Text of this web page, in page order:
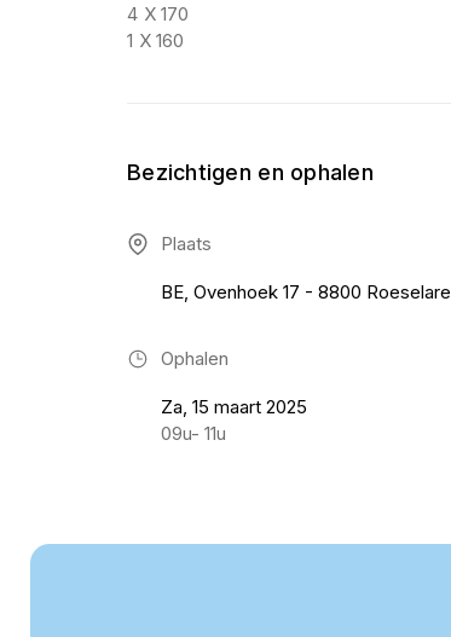
4 X 170
1 X 160
Bezichtigen en ophalen
Plaats
BE, Ovenhoek 17 - 8800 Roeselare
Ophalen
Za, 15 maart 2025
09u- 11u